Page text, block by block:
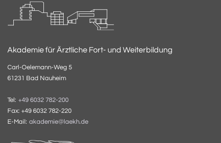
Akademie für Ärztliche Fort- und Weiterbildung
Carl-Oelemann-Weg 5
61231 Bad Nauheim
Tel: +49 6032 782-200
Fax: +49 6032 782-220
E-Mail: akademie@laekh.de